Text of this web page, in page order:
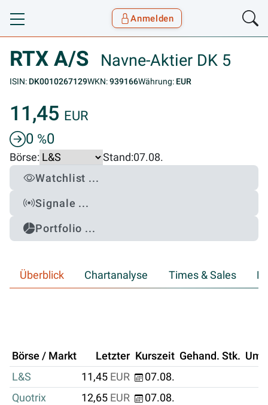
Toggle navigation
Anmelden
RTX A/S Navne-Aktier DK 5
ISIN: DK0010267129WKN:939166Währung: EUR
11,45 EUR
0 %0
Börse: Stand:07.08.
Watchlist ...
Signale ...
Portfolio ...
Überblick Chartanalyse Times & Sales
Börse / Markt Letzter Kurszeit Gehand. Stk.
L&S
11,45 EUR
07.08.
Quotrix
12,65 EUR
07.08.